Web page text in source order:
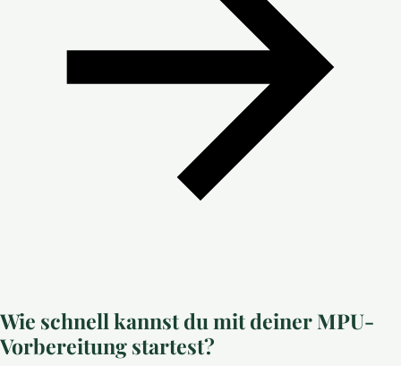
Wie schnell kannst du mit deiner MPU-
Vorbereitung startest?